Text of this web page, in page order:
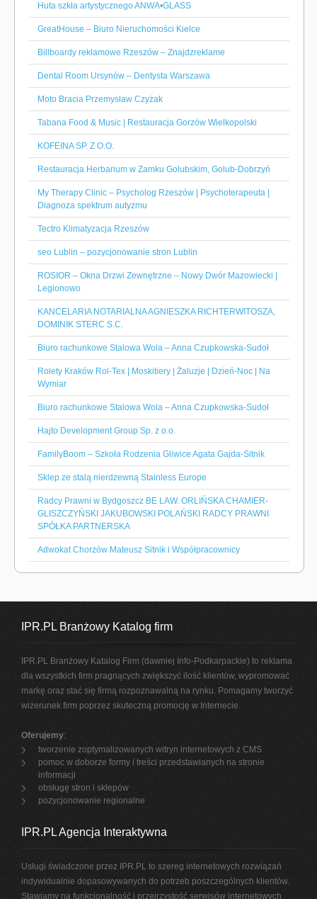
Huta szkła artystycznego ANWA•GLASS
GreatHouse – Biuro Nieruchomości Kielce
Billboardy reklamowe Rzeszów – Znajdzreklame
Dental Room Ursynów – Dentysta Warszawa
Moto Bracia Przemysław Czyżak
Tabana Food & Music | Restauracja Gorzów Wielkopolski
KOFEINA SP. Z O.O.
Restauracja Herbarium w Zamku Golubskim, Golub-Dobrzyń
My Therapy Clinic – Psycholog Rzeszów | Psychoterapeuta |
Diagnoza spektrum autyzmu
Tectro Klimatyzacja Rzeszów
seo Lublin – pozycjonowanie stron Lublin
ROSIOR – Okna Drzwi Zewnętrzne – Nowy Dwór Mazowiecki |
Legionowo
KANCELARIA NOTARIALNA AGNIESZKA RICHTERWITOSZA,
DOMINIK STERC S.C.
Biuro rachunkowe Stalowa Wola – Anna Czupkowska-Sudoł
Rolety Kraków Rol-Tex | Moskitiery | Żaluzje | Dzień-Noc | Na
Wymiar
Biuro rachunkowe Stalowa Wola – Anna Czupkowska-Sudoł
Hajto Development Group Sp. z o.o.
FamilyBoom – Szkoła Rodzenia Gliwice Agata Gajda-Sitnik
Sklep ze stalą nierdzewną Stainless Europe
Radcy Prawni w Bydgoszcz BE LAW. ORLIŃSKA CHAMIER-
GLISZCZYŃSKI JAKUBOWSKI POLAŃSKI RADCY PRAWNI
SPÓŁKA PARTNERSKA
Adwokat Chorzów Mateusz Sitnik i Współpracownicy
IPR.PL Branżowy Katalog firm
IPR.PL Branżowy Katalog Firm (dawniej Info-Podkarpackie) to reklama
dla wszystkich firm pragnących zwiększyć ilość klientów, wypromować
markę oraz stać się firmą rozpoznawalną na rynku. Pomagamy tworzyć
wizerunek firm poprzez skuteczną promocję w Internecie.
Oferujemy:
tworzenie zoptymalizowanych witryn internetowych z CMS
pomoc w doborze formy i treści przedstawianych na stronie
informacji
obsługę stron i sklepów
pozycjonowanie regionalne
IPR.PL Agencja Interaktywna
Usługi świadczone przez IPR.PL to szereg internetowych rozwiązań
indywidualnie dopasowywanych do potrzeb poszczególnych klientów.
Stawiamy na funkcjonalność i przejrzystość serwisów internetowych